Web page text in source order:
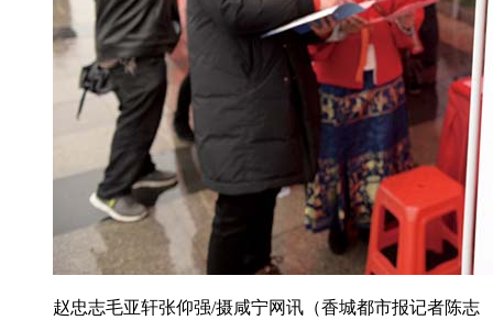
赵忠志毛亚轩张仰强/摄咸宁网讯（香城都市报记者陈志